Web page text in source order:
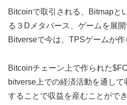
Bitcoinで取引される、Bitmapと
る３Dメタバース、ゲームを展
Bitverseで今は、TPSゲームが作
Bitcoinチェーン上で作られた
bitverse上での経済活動を通し
することで収益を産むことがで